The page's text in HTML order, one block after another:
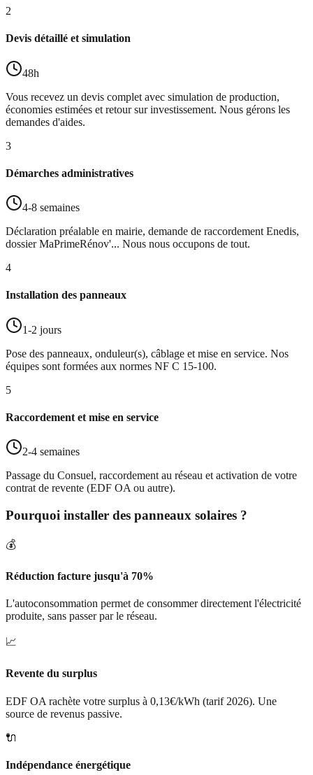
2
Devis détaillé et simulation
48h
Vous recevez un devis complet avec simulation de production,
économies estimées et retour sur investissement. Nous gérons les
demandes d'aides.
3
Démarches administratives
4-8 semaines
Déclaration préalable en mairie, demande de raccordement Enedis,
dossier MaPrimeRénov'... Nous nous occupons de tout.
4
Installation des panneaux
1-2 jours
Pose des panneaux, onduleur(s), câblage et mise en service. Nos
équipes sont formées aux normes NF C 15-100.
5
Raccordement et mise en service
2-4 semaines
Passage du Consuel, raccordement au réseau et activation de votre
contrat de revente (EDF OA ou autre).
Pourquoi installer des panneaux solaires ?
💰
Réduction facture jusqu'à 70%
L'autoconsommation permet de consommer directement l'électricité
produite, sans passer par le réseau.
📈
Revente du surplus
EDF OA rachète votre surplus à 0,13€/kWh (tarif 2026). Une
source de revenus passive.
🔌
Indépendance énergétique